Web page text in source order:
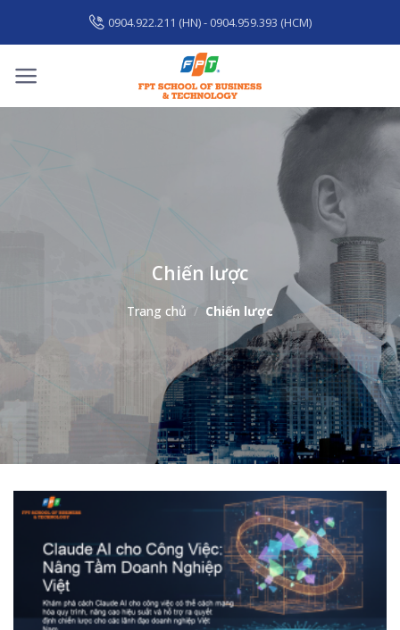
content
0904.922.211 (HN) - 0904.959.393 (HCM)
Chiến lược
Trang chủ / Chiến lược